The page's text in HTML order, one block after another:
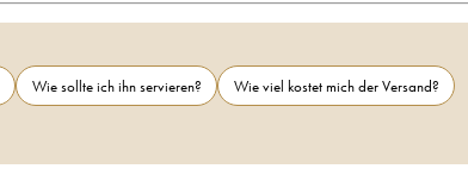
Wie sollte ich ihn servieren?
Wie viel kostet mich der Versand?